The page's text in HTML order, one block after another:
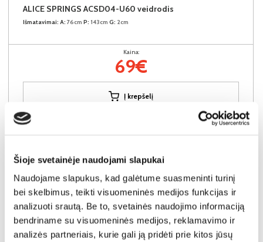
Šioje svetainėje naudojami slapukai
Naudojame slapukus, kad galėtume suasmeninti turinį
bei skelbimus, teikti visuomeninės medijos funkcijas ir
analizuoti srautą. Be to, svetainės naudojimo informaciją
bendriname su visuomeninės medijos, reklamavimo ir
analizės partneriais, kurie gali ją pridėti prie kitos jūsų
ALICE SPRINGS ACSD04-U60 veidrodis
Išmatavimai: A: 76cm P: 143cm G: 2cm
Kaina:
69€
Į krepšelį